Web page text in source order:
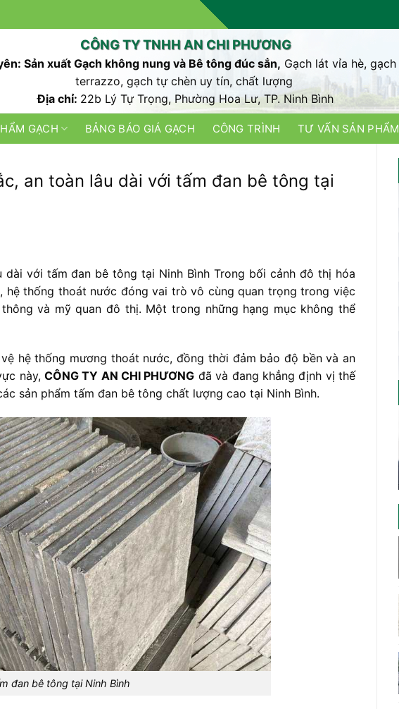
CÔNG TY TNHH AN CHI PHƯƠNG
Sản xuất Gạch không nung và Bê tông đúc sẳn, Gạch lát vỉa hè, gạch
terrazzo, gạch tự chèn uy tín, chất lượng
Địa chỉ: 22b Lý Tự Trọng, Phường Hoa Lư, TP. Ninh Bình
GẠCH BẢNG BÁO GIÁ GẠCH CÔNG TRÌNH TƯ VẤN SẢN PHẨM
an toàn lâu dài với tấm đan bê tông tại
với tấm đan bê tông tại Ninh Bình Trong bối cảnh đô thị hóa
hệ thống thoát nước đóng vai trò vô cùng quan trọng trong việc
và mỹ quan đô thị. Một trong những hạng mục không thể
hệ thống mương thoát nước, đồng thời đảm bảo độ bền và an
này, CÔNG TY AN CHI PHƯƠNG đã và đang khẳng định vị thế
sản phẩm tấm đan bê tông chất lượng cao tại Ninh Bình.
đan bê tông tại Ninh Bình